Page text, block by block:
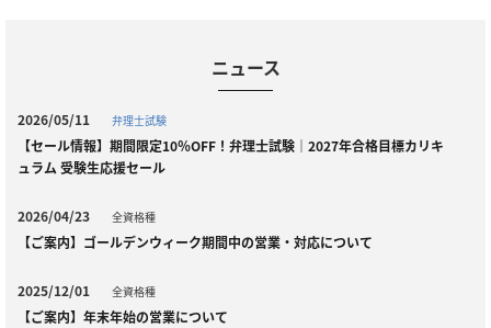
ニュース
2026/05/11 弁理士試験
【セール情報】期間限定10％OFF！弁理士試験｜2027年合格目標カリキ
ュラム 受験生応援セール
2026/04/23 全資格種
【ご案内】ゴールデンウィーク期間中の営業・対応について
2025/12/01 全資格種
【ご案内】年末年始の営業について